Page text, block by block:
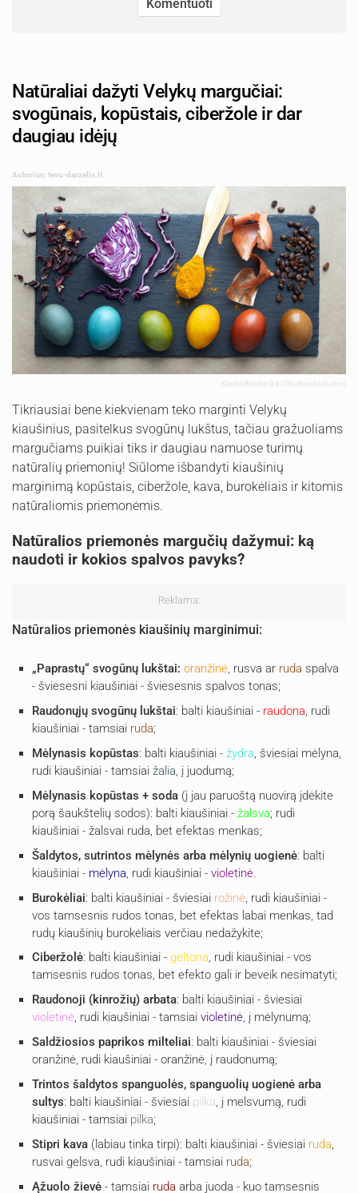
Natūraliai dažyti Velykų margučiai:
svogūnais, kopūstais, ciberžole ir dar
daugiau idėjų
Autorius: tevu-darzelis.lt
Karina Bostanika | Shutterstock.com
Tikriausiai bene kiekvienam teko marginti Velykų
kiaušinius, pasitelkus svogūnų lukštus, tačiau gražuoliams
margučiams puikiai tiks ir daugiau namuose turimų
natūralių priemonių! Siūlome išbandyti kiaušinių
marginimą kopūstais, ciberžole, kava, burokėliais ir kitomis
natūraliomis priemonėmis.
Natūralios priemonės margučių dažymui: ką
naudoti ir kokios spalvos pavyks?
Reklama:
Natūralios priemonės kiaušinių marginimui:
„Paprastų“ svogūnų lukštai: oranžinė, rusva ar ruda spalva
- šviesesni kiaušiniai - šviesesnis spalvos tonas;
Raudonųjų svogūnų lukštai: balti kiaušiniai - raudona, rudi
kiaušiniai - tamsiai ruda;
Mėlynasis kopūstas: balti kiaušiniai - žydra, šviesiai mėlyna,
rudi kiaušiniai - tamsiai žalia, į juodumą;
Mėlynasis kopūstas + soda (į jau paruoštą nuovirą įdėkite
porą šaukštelių sodos): balti kiaušiniai - žalsva; rudi
kiaušiniai - žalsvai ruda, bet efektas menkas;
Šaldytos, sutrintos mėlynės arba mėlynių uogienė: balti
kiaušiniai - mėlyna, rudi kiaušiniai - violetinė.
Burokėliai: balti kiaušiniai - šviesiai rožinė , rudi kiaušiniai -
vos tamsesnis rudos tonas, bet efektas labai menkas, tad
rudų kiaušinių burokėliais verčiau nedažykite;
Ciberžolė: balti kiaušiniai - geltona, rudi kiaušiniai - vos
tamsesnis rudos tonas, bet efekto gali ir beveik nesimatyti;
Raudonoji (kinrožių) arbata: balti kiaušiniai - šviesiai
violetinė, rudi kiaušiniai - tamsiai violetinė, į mėlynumą;
Saldžiosios paprikos milteliai: balti kiaušiniai - šviesiai
oranžinė, rudi kiaušiniai - oranžinė, į raudonumą;
Trintos šaldytos spanguolės, spanguolių uogienė arba
sultys: balti kiaušiniai - šviesiai pilka, į melsvumą, rudi
kiaušiniai - tamsiai pilka;
Stipri kava (labiau tinka tirpi): balti kiaušiniai - šviesiai ruda,
rusvai gelsva, rudi kiaušiniai - tamsiai ruda;
Ąžuolo žievė - tamsiai ruda arba juoda - kuo tamsesnis